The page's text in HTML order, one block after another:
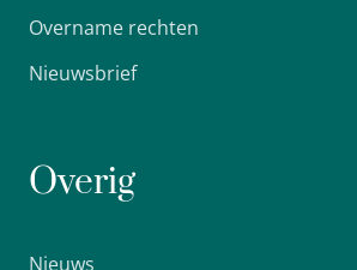
Overname rechten
Nieuwsbrief
Overig
Nieuws